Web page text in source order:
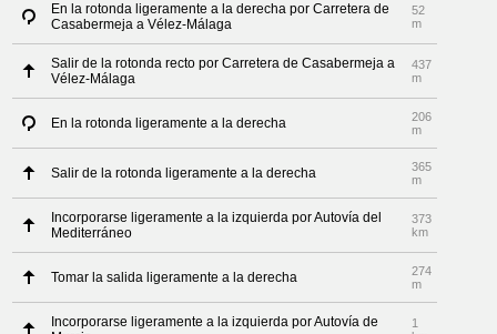
En la rotonda ligeramente a la derecha por Carretera de
Casabermeja a Vélez-Málaga
52
m
Salir de la rotonda recto por Carretera de Casabermeja a
Vélez-Málaga
437
m
En la rotonda ligeramente a la derecha
206
m
Salir de la rotonda ligeramente a la derecha
365
m
Incorporarse ligeramente a la izquierda por Autovía del
Mediterráneo
373
km
Tomar la salida ligeramente a la derecha
274
m
Incorporarse ligeramente a la izquierda por Autovía de
1